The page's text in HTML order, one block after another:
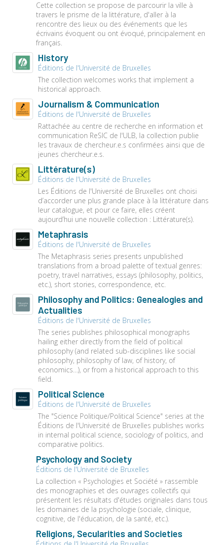
Cette collection se propose de parcourir la ville à
travers le prisme de la littérature, d'aller à la
rencontre des lieux ou des événements que les
écrivains évoquent ou ont évoqué, principalement en
français.
History
Éditions de l'Université de Bruxelles
The collection welcomes works that implement a
historical approach.
Journalism & Communication
Éditions de l'Université de Bruxelles
Rattachée au centre de recherche en information et
communication ReSIC de l'ULB, la collection publie
les travaux de chercheur.e.s confirmées ainsi que de
jeunes chercheur.e.s.
Littérature(s)
Éditions de l'Université de Bruxelles
Les Éditions de l'Université de Bruxelles ont choisi
d’accorder une plus grande place à la littérature dans
leur catalogue, et pour ce faire, elles créent
aujourd’hui une nouvelle collection : Littérature(s).
Metaphrasis
Éditions de l'Université de Bruxelles
The Metaphrasis series presents unpublished
translations from a broad palette of textual genres:
poetry, travel narratives, essays (philosophy, politics,
etc.), short stories, correspondence, etc.
Philosophy and Politics: Genealogies and
Actualities
Éditions de l'Université de Bruxelles
The series publishes philosophical monographs
hailing either directly from the field of political
philosophy (and related sub-disciplines like social
philosophy, philosophy of law, of history, of
economics…), or from a historical approach to this
field.
Political Science
Éditions de l'Université de Bruxelles
The "Science Politique/Political Science" series at the
Éditions de l'Université de Bruxelles publishes works
in internal political science, sociology of politics, and
comparative politics.
Psychology and Society
Éditions de l'Université de Bruxelles
La collection « Psychologies et Société » rassemble
des monographies et des ouvrages collectifs qui
présentent les résultats d'études originales dans tous
les domaines de la psychologie (sociale, clinique,
cognitive, de l'éducation, de la santé, etc.).
Religions, Secularities and Societies